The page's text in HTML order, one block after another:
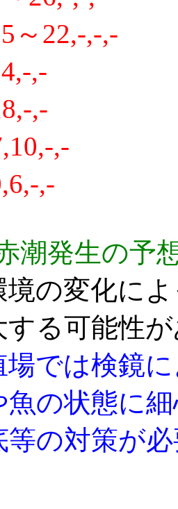
～22,-,-,-
,-
,-
,-
,-
潮発生の予
の変化に
する可能性
場では検鏡
魚の状態に
等の対策が